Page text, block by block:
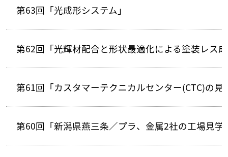
第63回「光成形システム」
第62回「光輝材配合と形状最適化による塗装レス
第61回「カスタマーテクニカルセンター(CTC)の見
第60回「新潟県燕三条／プラ、金属2社の工場見学